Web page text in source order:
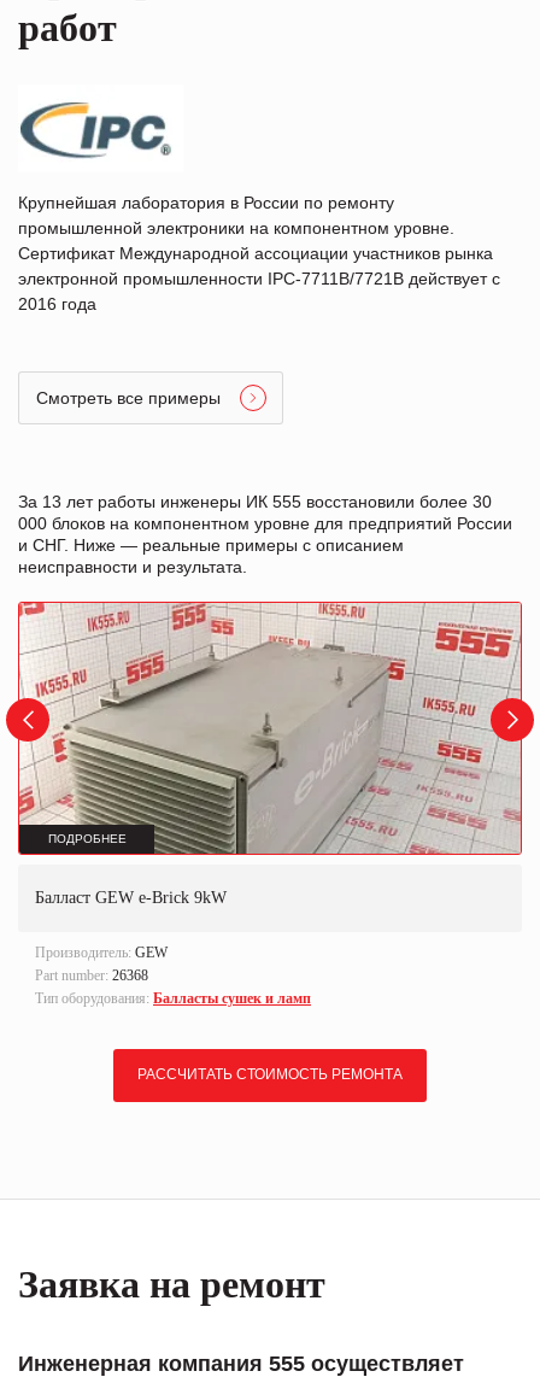
работ
Крупнейшая лаборатория в России по ремонту
промышленной электроники на компонентном уровне.
Сертификат Международной ассоциации участников рынка
электронной промышленности IPC-7711B/7721B действует с
2016 года
Смотреть все примеры
За 13 лет работы инженеры ИК 555 восстановили более 30
000 блоков на компонентном уровне для предприятий России
и СНГ. Ниже — реальные примеры с описанием
неисправности и результата.
ПОДРОБНЕЕ
Балласт GEW e-Brick 9kW
Производитель: GEW
Part number: 26368
Тип оборудования: Балласты сушек и ламп
РАССЧИТАТЬ СТОИМОСТЬ РЕМОНТА
Заявка на ремонт
Инженерная компания 555 осуществляет